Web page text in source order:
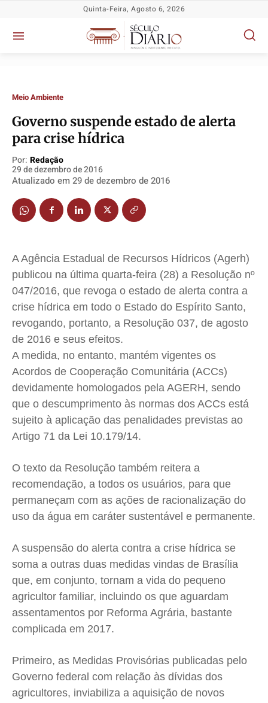
Política
TV Século
Educação
Saúde
Cidades
Cultura
Colunas
Caetano Roque
Gustavo Bastos
Jr Mignone (in memorian)
Wanda Sily
Publicidade Legal
Anuncie
Quem Somos
Anuncie
Termos de Uso
Privacidade
Política
TV Século
Educação
Saúde
Cidades
Cultura
Colunas
Caetano Roque
Gustavo Bastos
Jr Mignone (in memorian)
Wanda Sily
Publicidade Legal
Anuncie
Quem Somos
Anuncie
Termos de Uso
Privacidade
Política
TV Século
Educação
Saúde
Cidades
Cultura
Colunas
Caetano Roque
Gustavo Bastos
Jr Mignone (in memorian)
Wanda Sily
Publicidade Legal
Anuncie
Quem Somos
Anuncie
Termos de Uso
Privacidade
Política
TV Século
Educação
Saúde
Cidades
Cultura
Colunas
Caetano Roque
Gustavo Bastos
Jr Mignone (in memorian)
Wanda Sily
Publicidade Legal
Anuncie
Quem Somos
Anuncie
Termos de Uso
Privacidade
Quinta-Feira, Agosto 6, 2026
Meio Ambiente
Governo suspende estado de alerta
para crise hídrica
Por: Redação
29 de dezembro de 2016
Atualizado em 29 de dezembro de 2016
A Agência Estadual de Recursos Hídricos (Agerh)
publicou na última quarta-feira (28) a Resolução nº
047/2016, que revoga o estado de alerta contra a
crise hídrica em todo o Estado do Espírito Santo,
revogando, portanto, a Resolução 037, de agosto
de 2016 e seus efeitos.
A medida, no entanto, mantém vigentes os
Acordos de Cooperação Comunitária (ACCs)
devidamente homologados pela AGERH, sendo
que o descumprimento às normas dos ACCs está
sujeito à aplicação das penalidades previstas ao
Artigo 71 da Lei 10.179/14.
O texto da Resolução também reitera a
recomendação, a todos os usuários, para que
permaneçam com as ações de racionalização do
uso da água em caráter sustentável e permanente.
A suspensão do alerta contra a crise hídrica se
soma a outras duas medidas vindas de Brasília
que, em conjunto, tornam a vida do pequeno
agricultor familiar, incluindo os que aguardam
assentamentos por Reforma Agrária, bastante
complicada em 2017.
Primeiro, as Medidas Provisórias publicadas pelo
Governo federal com relação às dívidas dos
agricultores, inviabiliza a aquisição de novos